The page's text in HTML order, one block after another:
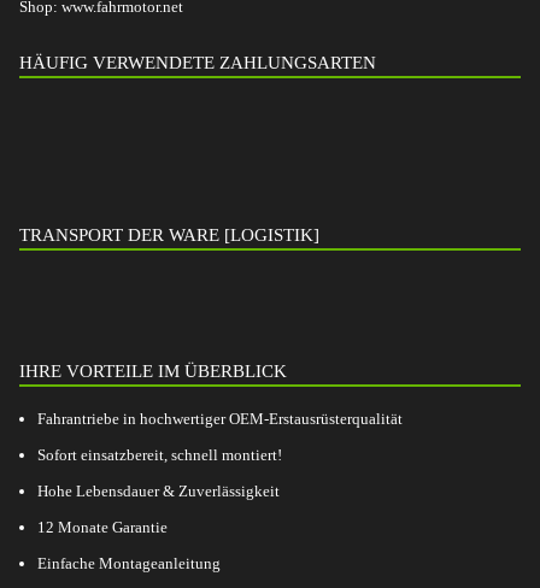
Shop: www.fahrmotor.net
HÄUFIG VERWENDETE ZAHLUNGSARTEN
TRANSPORT DER WARE [LOGISTIK]
IHRE VORTEILE IM ÜBERBLICK
Fahrantriebe in hochwertiger OEM-Erstausrüsterqualität
Sofort einsatzbereit, schnell montiert!
Hohe Lebensdauer & Zuverlässigkeit
12 Monate Garantie
Einfache Montageanleitung